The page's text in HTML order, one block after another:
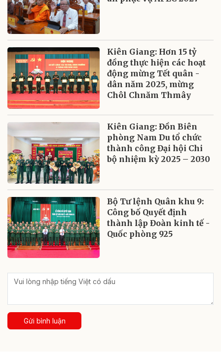
Kiên Giang: Hơn 15 tỷ
đồng thực hiện các hoạt
động mừng Tết quân -
dân năm 2025, mừng
Chôl Chnăm Thmây
Kiên Giang: Đồn Biên
phòng Nam Du tổ chức
thành công Đại hội Chi
bộ nhiệm kỳ 2025 – 2030
Bộ Tư lệnh Quân khu 9:
Công bố Quyết định
thành lập Đoàn kinh tế -
Quốc phòng 925
Gửi bình luận